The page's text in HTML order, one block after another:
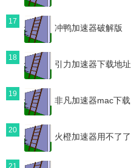
17
冲鸭加速器破解版
18
引力加速器下载地址
19
非凡加速器mac下载
20
火橙加速器用不了了
21